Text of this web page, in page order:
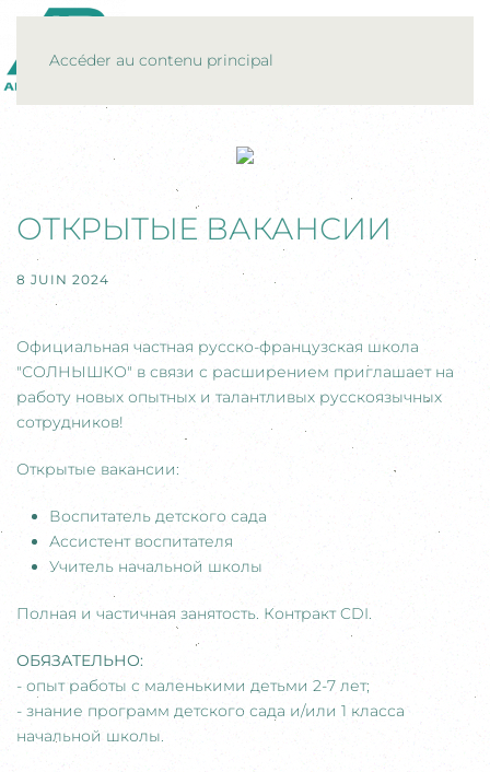
Accéder au contenu principal
ОТКРЫТЫЕ ВАКАНСИИ
8 JUIN 2024
Официальная частная русско-французская школа
"СОЛНЫШКО" в связи с расширением приглашает на
работу новых опытных и талантливых русскоязычных
сотрудников!
Открытые вакансии:
Воспитатель детского сада
Ассистент воспитателя
Учитель начальной школы
Полная и частичная занятость. Контракт CDI.
ОБЯЗАТЕЛЬНО:
- опыт работы с маленькими детьми 2-7 лет;
- знание программ детского сада и/или 1 класса
начальной школы.